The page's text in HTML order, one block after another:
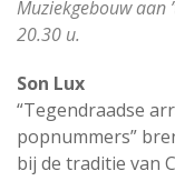
Muziekgebouw aan
20.30 u.
Son Lux
“Tegendraadse
popnummers”
bij de traditie van